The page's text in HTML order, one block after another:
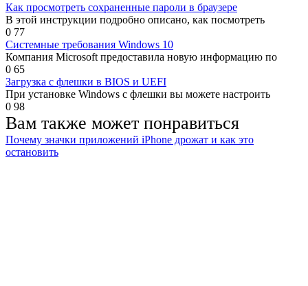
Как просмотреть сохраненные пароли в браузере
В этой инструкции подробно описано, как посмотреть
0 77
Системные требования Windows 10
Компания Microsoft предоставила новую информацию по
0 65
Загрузка с флешки в BIOS и UEFI
При установке Windows с флешки вы можете настроить
0 98
Вам также может понравиться
Почему значки приложений iPhone дрожат и как это
остановить